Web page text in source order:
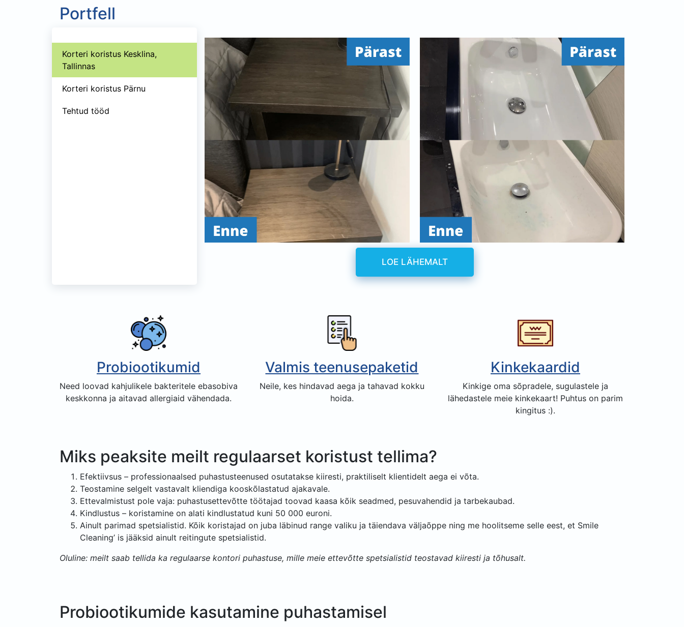
Portfell
Korteri koristus Kesklina,
Tallinnas
Korteri koristus Pärnu
Tehtud tööd
LOE LÄHEMALT
Kinkekaardid
Kinkige oma sõpradele, sugulastele ja
lähedastele meie kinkekaart! Puhtus on parim
kingitus :).
Probiootikumid
Need loovad kahjulikele bakteritele ebasobiva
keskkonna ja aitavad allergiaid vähendada.
Valmis teenusepaketid
Neile, kes hindavad aega ja tahavad kokku
hoida.
Miks peaksite meilt regulaarset koristust tellima?
Efektiivsus – professionaalsed puhastusteenused osutatakse kiiresti, praktiliselt klientidelt aega ei võta.
Teostamine selgelt vastavalt kliendiga kooskõlastatud ajakavale.
Ettevalmistust pole vaja: puhastusettevõtte töötajad toovad kaasa kõik seadmed, pesuvahendid ja tarbekaubad.
Kindlustus – koristamine on alati kindlustatud kuni 50 000 euroni.
Ainult parimad spetsialistid. Kõik koristajad on juba läbinud range valiku ja täiendava väljaõppe ning me hoolitseme selle eest, et Smile
Cleaning’ is jääksid ainult reitingute spetsialistid.
Oluline: meilt saab tellida ka regulaarse kontori puhastuse, mille meie ettevõtte spetsialistid teostavad kiiresti ja tõhusalt.
Probiootikumide kasutamine puhastamisel